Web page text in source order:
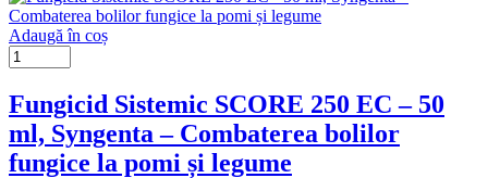
Adaugă în coș
Fungicid Sistemic SCORE 250 EC – 50
ml, Syngenta – Combaterea bolilor
fungice la pomi și legume